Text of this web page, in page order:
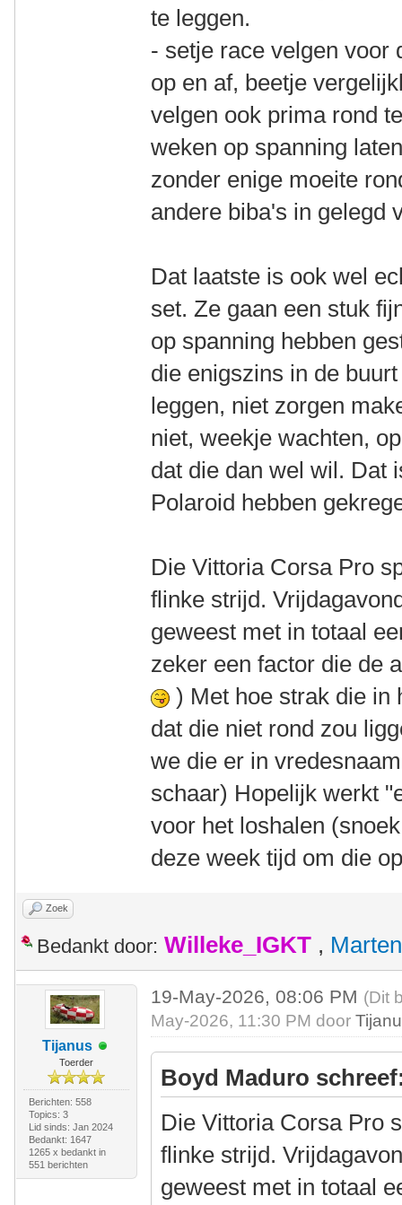
te leggen.
- setje race velgen voor
op en af, beetje
velgen ook prima rond
weken op spanning
zonder enige moeite
andere biba's in gelegd
Dat laatste is ook wel
set. Ze gaan een stuk
op spanning hebben
die enigszins in de
leggen, niet zorgen
niet, weekje wachten,
dat die dan wel wil. Dat
Polaroid hebben
Die Vittoria Corsa Pro
flinke strijd.
geweest met in totaal
zeker een factor die de
) Met hoe strak die in
dat die niet rond zou
we die er in
schaar) Hopelijk werkt
voor het loshalen
deze week tijd om die
Zoek
Bedankt door: Willeke_IGKT , Marten
Tijanus
Toerder
Berichten: 558
Topics: 3
Lid sinds: Jan 2024
Bedankt: 1647
1265 x bedankt in
551 berichten
19-May-2026, 08:06 PM (Dit
May-2026, 11:30 PM door
Boyd Maduro
Die Vittoria Corsa Pro
flinke strijd.
geweest met in totaal